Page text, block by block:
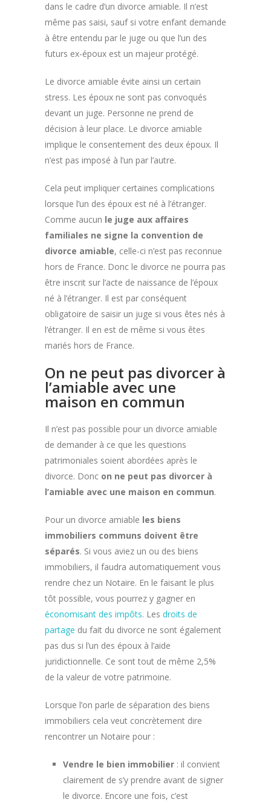
dans le cadre d’un divorce amiable. Il n’est
même pas saisi, sauf si votre enfant demande
à être entendu par le juge ou que l’un des
futurs ex-époux est un majeur protégé.
Le divorce amiable évite ainsi un certain
stress. Les époux ne sont pas convoqués
devant un juge. Personne ne prend de
décision à leur place. Le divorce amiable
implique le consentement des deux époux. Il
n’est pas imposé à l’un par l’autre.
Cela peut impliquer certaines complications
lorsque l’un des époux est né à l’étranger.
Comme aucun le juge aux affaires
familiales ne signe la convention de
divorce amiable, celle-ci n’est pas reconnue
hors de France. Donc le divorce ne pourra pas
être inscrit sur l’acte de naissance de l’époux
né à l’étranger. Il est par conséquent
obligatoire de saisir un juge si vous êtes nés à
l’étranger. Il en est de même si vous êtes
mariés hors de France.
On ne peut pas divorcer à
l’amiable avec une
maison en commun
Il n’est pas possible pour un divorce amiable
de demander à ce que les questions
patrimoniales soient abordées après le
divorce. Donc on ne peut pas divorcer à
l’amiable avec une maison en commun.
Pour un divorce amiable les biens
immobiliers communs doivent être
séparés. Si vous aviez un ou des biens
immobiliers, il faudra automatiquement vous
rendre chez un Notaire. En le faisant le plus
tôt possible, vous pourrez y gagner en
économisant des impôts. Les droits de
partage du fait du divorce ne sont également
pas dus si l’un des époux à l’aide
juridictionnelle. Ce sont tout de même 2,5%
de la valeur de votre patrimoine.
Lorsque l’on parle de séparation des biens
immobiliers cela veut concrètement dire
rencontrer un Notaire pour :
Vendre le bien immobilier : il convient
clairement de s’y prendre avant de signer
le divorce. Encore une fois, c’est